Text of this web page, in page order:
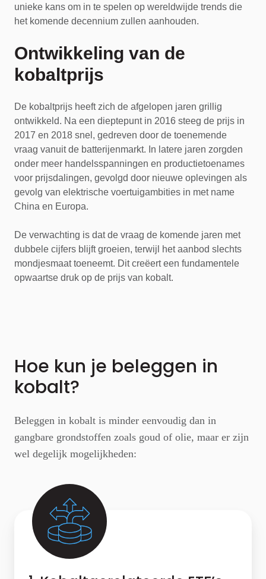
unieke kans om in te spelen op wereldwijde trends die
het komende decennium zullen aanhouden.
Ontwikkeling van de
kobaltprijs
De kobaltprijs heeft zich de afgelopen jaren grillig
ontwikkeld. Na een dieptepunt in 2016 steeg de prijs in
2017 en 2018 snel, gedreven door de toenemende
vraag vanuit de batterijenmarkt. In latere jaren zorgden
onder meer handelsspanningen en productietoenames
voor prijsdalingen, gevolgd door nieuwe oplevingen als
gevolg van elektrische voertuigambities in met name
China en Europa.
De verwachting is dat de vraag de komende jaren met
dubbele cijfers blijft groeien, terwijl het aanbod slechts
mondjesmaat toeneemt. Dit creëert een fundamentele
opwaartse druk op de prijs van kobalt.
Hoe kun je beleggen in
kobalt?
Beleggen in kobalt is minder eenvoudig dan in
gangbare grondstoffen zoals goud of olie, maar er zijn
wel degelijk mogelijkheden: